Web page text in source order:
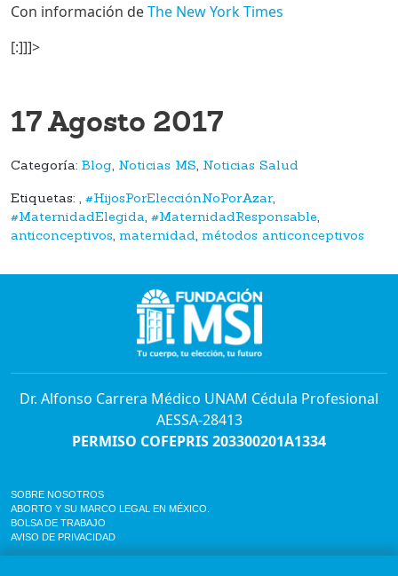
Con información deThe New York Times
[:]]]>
17 Agosto 2017
Categoría: Blog, Noticias MS, Noticias Salud
Etiquetas: , #HijosPorElecciónNoPorAzar,
#MaternidadElegida, #MaternidadResponsable,
anticonceptivos, maternidad, métodos anticonceptivos
Dr. Alfonso Carrera Médico UNAM Cédula Profesional
AESSA-28413
PERMISO COFEPRIS 203300201A1334
SOBRE NOSOTROS
ABORTO Y SU MARCO LEGAL EN MÉXICO.
BOLSA DE TRABAJO
AVISO DE PRIVACIDAD